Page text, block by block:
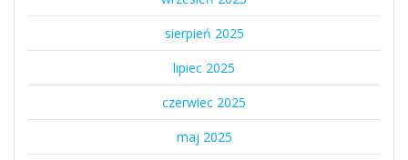
sierpień 2025
lipiec 2025
czerwiec 2025
maj 2025